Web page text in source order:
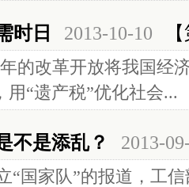
时日 2013-10-10
改革开放将我国经济
“遗产税”优化社会...
不是添乱？ 2013-
家队”的报道，工信